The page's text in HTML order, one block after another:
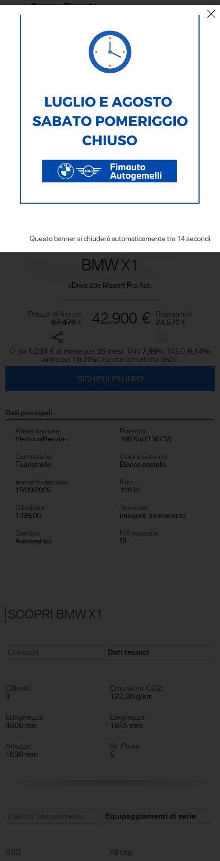
Questo banner si chiuderà automaticamente tra 13 secondi
BMW X1
xDrive 25e Msport Pro Aut.
Prezzo di listino
67.470 € 42.900 €
Risparmio:
24.570 €
O da 1.034 € al mese per 35 mesi TAN 7,99% TAEG 9,14%
Anticipo 10.725€ Spese istruttoria 350€
RICHIEDI PIÙ INFO
Dati principali
Alimentazione:
Elettrica/Benzina
Potenza:
100 Kw (136 CV)
Carrozzeria:
Fuoristrada
Colore Esterno:
Bianco pastello
Immatricolazione:
15/09/2025
Km:
12631
Cilindrata:
1499,00
Trazione:
integrale permanente
Cambio:
Automatico
IVA esposta:
SI
SCOPRI BMW X1
Consumi Dati tecnici
Cilindri:
3
Emissioni CO2:
122,00 g/km
Lunghezza:
4500 mm
Larghezza:
1845 mm
Altezza:
1630 mm
Nr. Porte:
5
Calcolo finanziamento Equipaggiamenti di serie
ABS Airbag